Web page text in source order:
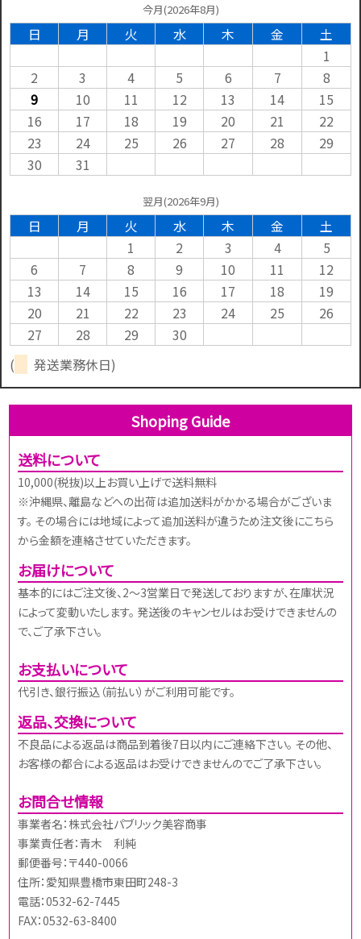
今月(2026年8月)
日 月 火 水 木 金
土
1
2
3 4 5 6 7
8
9
10 11 12 13 14
15
16
17 18 19 20 21
22
23
24 25 26 27 28
29
30
31
翌月(2026年9月)
日 月 火 水 木 金
土
1
2 3 4
5
6
7 8 9 10 11
12
13
14 15 16 17 18
19
20
21 22 23 24 25
26
27
28 29
30
(
発送業務休日)
Shoping Guide
送料について
10,000(税抜)以上お買い上げで送料無料
※沖縄県、離島などへの出荷は追加送料がかかる場合がございま
す。 その場合には地域によって追加送料が違うため注文後にこちら
から金額を連絡させていただきます。
お届けについて
基本的にはご注文後、2～3営業日で発送しておりますが、在庫状況
によって変動いたします。 発送後のキャンセルはお受けできませんの
で、ご了承下さい。
お支払いについて
代引き、銀行振込（前払い）がご利用可能です。
返品、交換について
不良品による返品は商品到着後7日以内にご連絡下さい。 その他、
お客様の都合による返品はお受けできませんのでご了承下さい。
お問合せ情報
事業者名：株式会社パブリック美容商事
事業責任者：青木 利純
郵便番号：〒440-0066
住所：愛知県豊橋市東田町248-3
電話：0532-62-7445
FAX：0532-63-8400